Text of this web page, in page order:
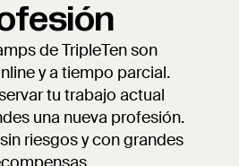
de TripleTen son
y a tiempo parcial.
tu trabajo actual
una nueva profesión.
riesgos y con grandes